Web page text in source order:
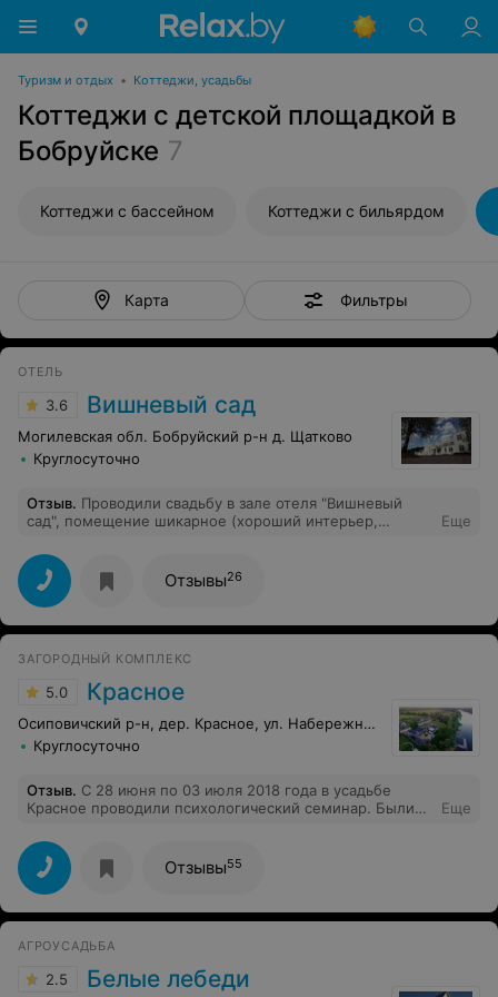
Туризм и отдых • Коттеджи, усадьбы
Коттеджи с детской площадкой в
Бобруйске 7
Коттеджи с бассейном Коттеджи с бильярдом
Карта Фильтры
ОТЕЛЬ
3.6 Вишневый сад
Могилевская обл. Бобруйский р-н д. Щатково
Круглосуточно
Отзыв. Проводили свадьбу в зале отеля "Вишневый
сад", помещение шикарное (хороший интерьер,
пейзаж на улице в эту пору был великолепный,
превосходная кухня. Обслуживающий персонал
справлялся со своими обязанностями. Рекомендую.
Еще
Отзывы26
ЗАГОРОДНЫЙ КОМПЛЕКС
5.0 Красное
Осиповичский р-н, дер. Красное, ул. Набережная, 95г
Круглосуточно
Отзыв. С 28 июня по 03 июля 2018 года в усадьбе
Красное проводили психологический семинар. Были
ухоженной территорией, замечательной природой.
Особая благодарность персоналу за душевность,
заботу и профессионализм. Дворянский шик в
сочетании с теплотой «бабушкиной» заботы. Чистые,
уютные, светлые номера, качественное постельное
демократичные цены. Заявленные на фото номера и
территории соответствуют и даже превосходят
ожидания. Уютный каминный зал, в котором приятно
Еще
Отзывы55
АГРОУСАДЬБА
2.5 Белые лебеди